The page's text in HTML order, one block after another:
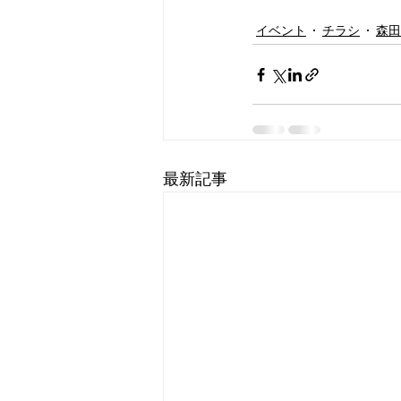
イベント チラシ 森
最新記事